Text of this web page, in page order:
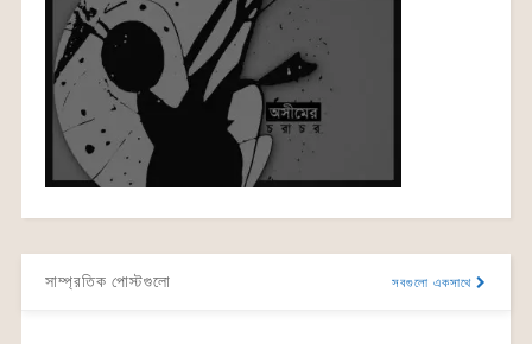
সাম্প্রতিক পোস্টগুলো সবগুলো একসাথে